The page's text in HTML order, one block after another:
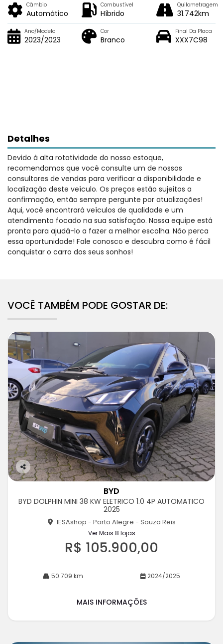
Câmbio
Automático
Combustível
Híbrido
Quilometragem
31.742km
Ano/Modelo
2023/2023
Cor
Branco
Final Da Placa
XXX7C98
Detalhes
Devido à alta rotatividade do nosso estoque,
recomendamos que você consulte um de nossos
consultores de vendas para verificar a disponibilidade e
localização deste veículo. Os preços estão sujeitos a
confirmação, então sempre pergunte por atualizações!
Aqui, você encontrará veículos de qualidade e um
atendimento focado na sua satisfação. Nossa equipe está
pronta para ajudá-lo a fazer a melhor escolha. Não perca
essa oportunidade! Fale conosco e descubra como é fácil
conquistar o carro dos seus sonhos!
VOCÊ TAMBÉM PODE GOSTAR DE:
Co
rtil
BYD
BYD DOLPHIN MINI 38 KW ELETRICO 1.0 4P AUTOMATICO
2025
IESAshop - Porto Alegre - Souza Reis
Ver Mais 8 lojas
R$ 105.900,00
50.709 km 2024/2025
MAIS INFORMAÇÕES